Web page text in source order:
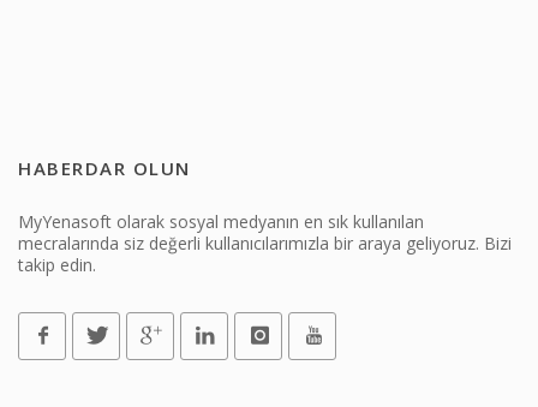
HABERDAR OLUN
MyYenasoft olarak sosyal medyanın en sık kullanılan
mecralarında siz değerli kullanıcılarımızla bir araya geliyoruz. Bizi
takip edin.